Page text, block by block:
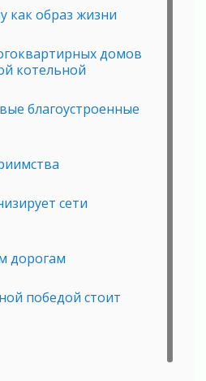
как образ жизни
домов
котельной
благоустроенные
сети
дорогам
победой стоит